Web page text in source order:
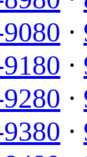
·
·
·
·